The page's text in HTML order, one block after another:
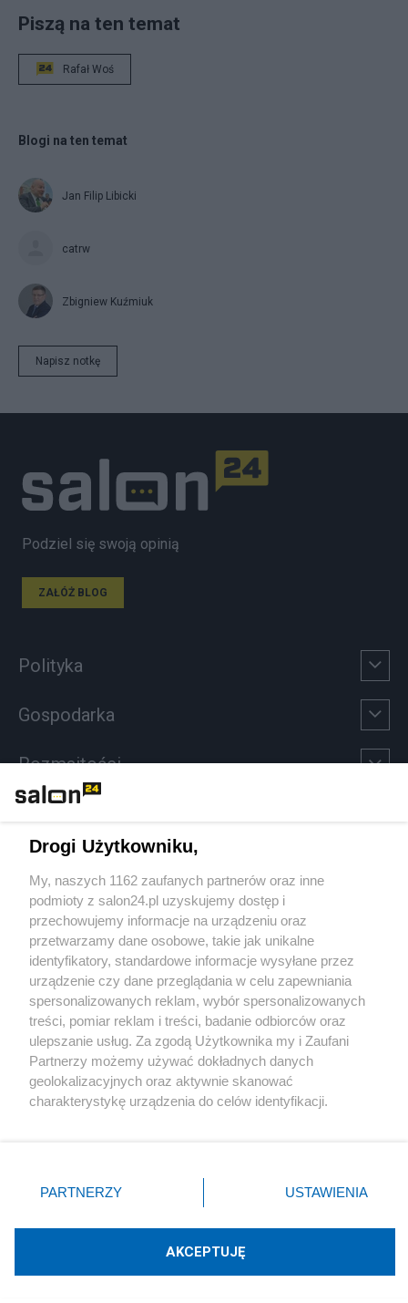
Piszą na ten temat
Rafał Woś
Blogi na ten temat
Jan Filip Libicki
catrw
Zbigniew Kuźmiuk
Napisz notkę
Podziel się swoją opinią
ZAŁÓŻ BLOG
Polityka
Gospodarka
Rozmaitości
Sport
Społeczeństwo
Kultura
X Facebook Instagram Youtube
Technologię dostarcza:W3media.pl
Drogi Użytkowniku,
My, naszych 1162 zaufanych partnerów oraz inne
podmioty z salon24.pl uzyskujemy dostęp i
przechowujemy informacje na urządzeniu oraz
przetwarzamy dane osobowe, takie jak unikalne
identyfikatory, standardowe informacje wysyłane przez
urządzenie czy dane przeglądania w celu zapewniania
spersonalizowanych reklam, wybór spersonalizowanych
treści, pomiar reklam i treści, badanie odbiorców oraz
ulepszanie usług. Za zgodą Użytkownika my i Zaufani
Partnerzy możemy używać dokładnych danych
geolokalizacyjnych oraz aktywnie skanować
charakterystykę urządzenia do celów identyfikacji.
zmienić/wycofać klikając przycisk ustawień prywatności
znajdujący się w lewym dolnym rogu strony
rodzaje przetwarzania danych nie wymagają zgody
użytkownika, ale masz prawo sprzeciwić się takiemu
PARTNERZY USTAWIENIA
AKCEPTUJĘ